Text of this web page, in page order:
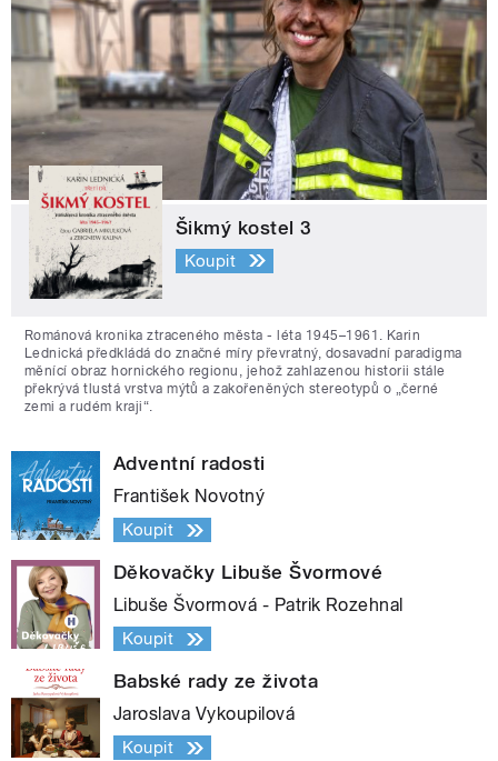
Šikmý kostel 3
Koupit
Románová kronika ztraceného města - léta 1945–1961. Karin
Lednická předkládá do značné míry převratný, dosavadní paradigma
měnící obraz hornického regionu, jehož zahlazenou historii stále
překrývá tlustá vrstva mýtů a zakořeněných stereotypů o „černé
zemi a rudém kraji“.
Adventní radosti
František Novotný
Koupit
Děkovačky Libuše Švormové
Libuše Švormová - Patrik Rozehnal
Koupit
Babské rady ze života
Jaroslava Vykoupilová
Koupit